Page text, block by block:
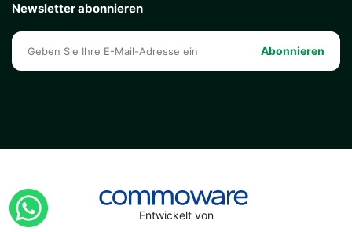
Newsletter abonnieren
Abonnieren
Entwickelt von